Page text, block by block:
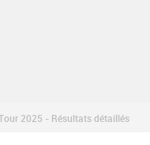
2025 - Résultats détaillés